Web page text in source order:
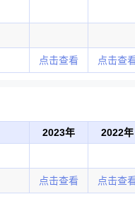
点击查看 点击查
2023年 2022年
点击查看 点击查